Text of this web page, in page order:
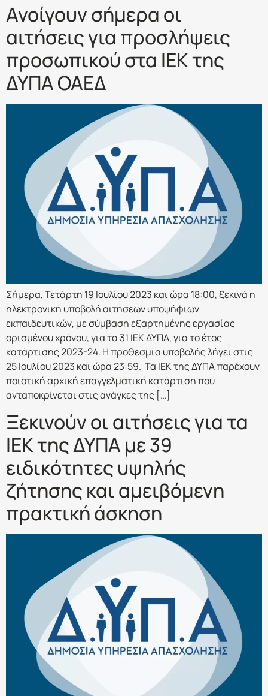
Ανοίγουν σήμερα οι
αιτήσεις για προσλήψεις
προσωπικού στα ΙΕΚ της
ΔΥΠΑ ΟΑΕΔ
Σήμερα, Τετάρτη 19 Ιουλίου 2023 και ώρα 18:00, ξεκινά η
ηλεκτρονική υποβολή αιτήσεων υποψήφιων
εκπαιδευτικών, με σύμβαση εξαρτημένης εργασίας
ορισμένου χρόνου, για τα 31 ΙΕΚ ΔΥΠΑ, για το έτος
κατάρτισης 2023-24. Η προθεσμία υποβολής λήγει στις
25 Ιουλίου 2023 και ώρα 23:59. Τα ΙΕΚ της ΔΥΠΑ παρέχουν
ποιοτική αρχική επαγγελματική κατάρτιση που
ανταποκρίνεται στις ανάγκες της […]
Ξεκινούν οι αιτήσεις για τα
ΙΕΚ της ΔΥΠΑ με 39
ειδικότητες υψηλής
ζήτησης και αμειβόμενη
πρακτική άσκηση